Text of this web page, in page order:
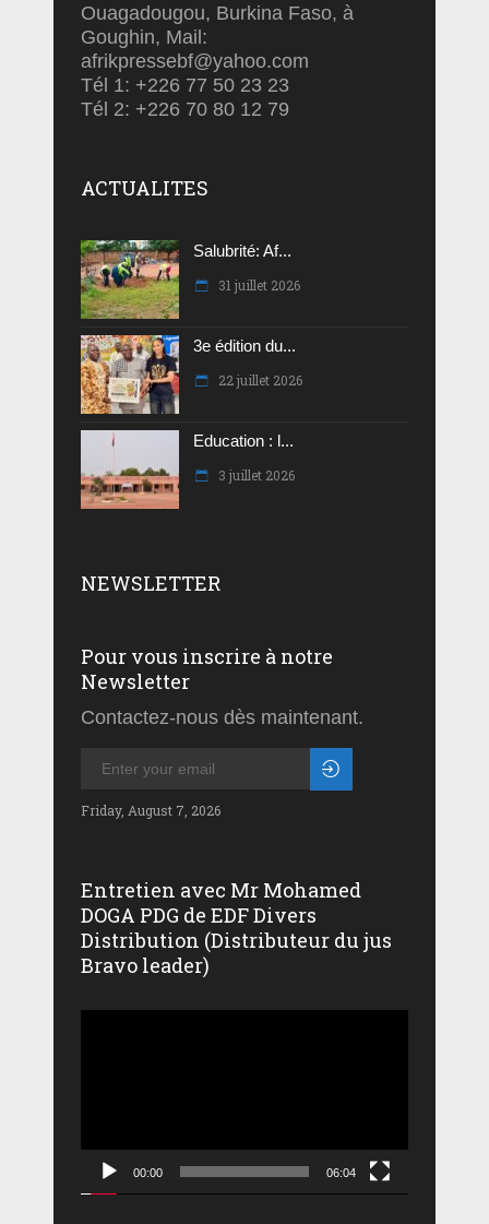
Ouagadougou, Burkina Faso, à
Goughin, Mail:
afrikpressebf@yahoo.com
Tél 1: +226 77 50 23 23
Tél 2: +226 70 80 12 79
ACTUALITES
Salubrité: Af...
31 juillet 2026
3e édition du...
22 juillet 2026
Education : l...
3 juillet 2026
NEWSLETTER
Pour vous inscrire à notre
Newsletter
Contactez-nous dès maintenant.
Friday, August 7, 2026
Entretien avec Mr Mohamed
DOGA PDG de EDF Divers
Distribution (Distributeur du jus
Bravo leader)
00:00 06:04